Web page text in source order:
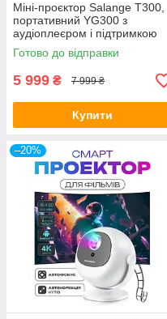
Міні-проєктор Salange T300,
портативний YG300 з
аудіоплеєром і підтримкою
1080P для домашнього
кінотеатру
Готово до відправки
5 999 ₴ 7 999 ₴
Купити
–20%